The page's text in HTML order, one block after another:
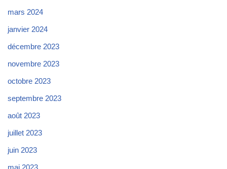
mars 2024
janvier 2024
décembre 2023
novembre 2023
octobre 2023
septembre 2023
août 2023
juillet 2023
juin 2023